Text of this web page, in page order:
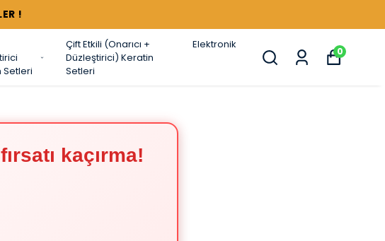
!
Setleri
Çift Etkili (Onarıcı +
Düzleştirici) Keratin
Setleri
Elektronik
0
kaçırma!